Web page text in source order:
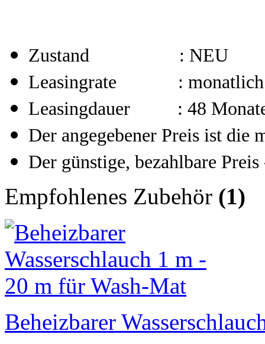
Zustand : NEU
Leasingrate : monatlich
Leasingdauer : 48
Der angegebener Preis ist die
Der günstige, bezahlbare
Empfohlenes Zubehör (1)
Beheizbarer